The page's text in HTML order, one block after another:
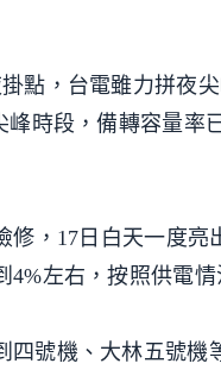
點，台電雖力拼夜
時段，備轉容量率
，17日白天一度
左右，按照供電
號機、大林五號機